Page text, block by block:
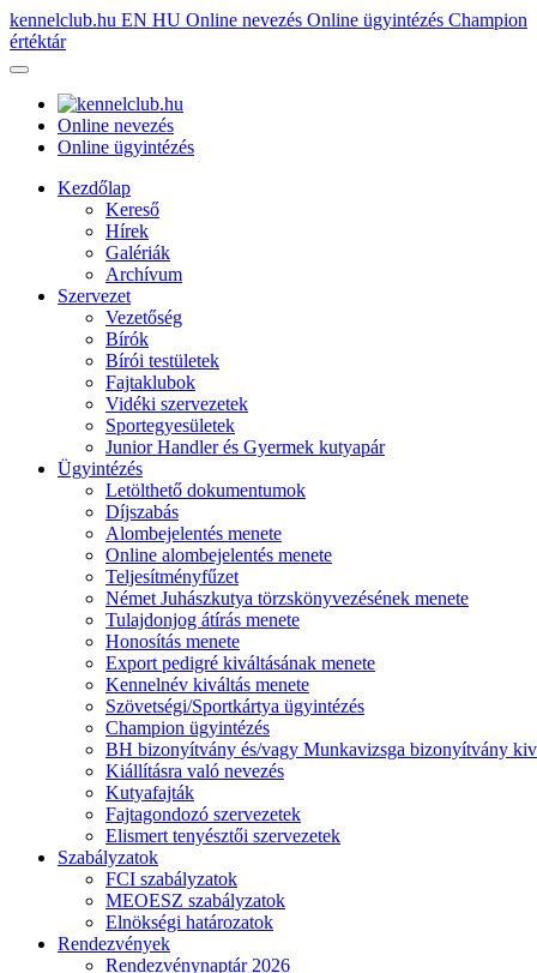
kennelclub.hu EN HU Online nevezés Online ügyintézés Champion
értéktár
Online nevezés
Online ügyintézés
Kezdőlap
Kereső
Hírek
Galériák
Archívum
Szervezet
Vezetőség
Bírók
Bírói testületek
Fajtaklubok
Vidéki szervezetek
Sportegyesületek
Junior Handler és Gyermek kutyapár
Ügyintézés
Letölthető dokumentumok
Díjszabás
Alombejelentés menete
Online alombejelentés menete
Teljesítményfűzet
Német Juhászkutya törzskönyvezésének menete
Tulajdonjog átírás menete
Honosítás menete
Export pedigré kiváltásának menete
Kennelnév kiváltás menete
Szövetségi/Sportkártya ügyintézés
Champion ügyintézés
BH bizonyítvány és/vagy Munkavizsga bizonyítvány
Kiállításra való nevezés
Kutyafajták
Fajtagondozó szervezetek
Elismert tenyésztői szervezetek
Szabályzatok
FCI szabályzatok
MEOESZ szabályzatok
Elnökségi határozatok
Rendezvények
Rendezvénynaptár 2026